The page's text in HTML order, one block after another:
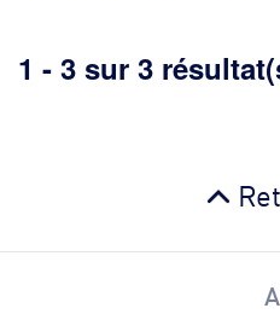
1 - 3 sur 3